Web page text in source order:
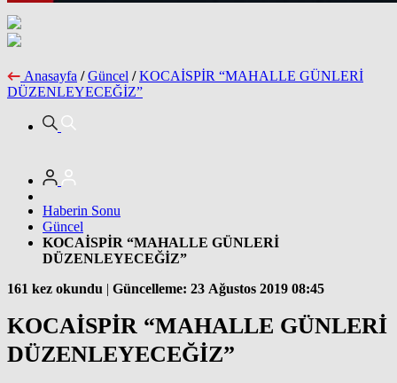
Anasayfa / Güncel / KOCAİSPİR “MAHALLE GÜNLERİ
DÜZENLEYECEĞİZ”
Haberin Sonu
Güncel
KOCAİSPİR “MAHALLE GÜNLERİ
DÜZENLEYECEĞİZ”
161 kez okundu | Güncelleme: 23 Ağustos 2019 08:45
KOCAİSPİR “MAHALLE GÜNLERİ
DÜZENLEYECEĞİZ”